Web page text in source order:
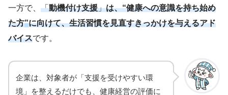
一方で、 「動機付け支援」は、“健康への意識を持ち始め
た方”に向けて、生活習慣を見直すきっかけを与えるアド
バイスです。
企業は、対象者が「支援を受けやすい環
境」を整えるだけでも、健康経営の評価に